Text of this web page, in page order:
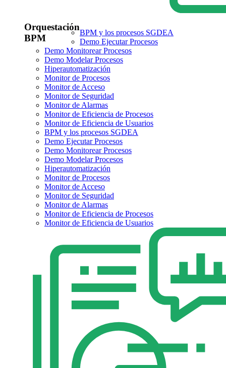
Orquestación
BPM
BPM y los procesos SGDEA
Demo Ejecutar Procesos
Demo Monitorear Procesos
Demo Modelar Procesos
Hiperautomatización
Monitor de Procesos
Monitor de Acceso
Monitor de Seguridad
Monitor de Alarmas
Monitor de Eficiencia de Procesos
Monitor de Eficiencia de Usuarios
BPM y los procesos SGDEA
Demo Ejecutar Procesos
Demo Monitorear Procesos
Demo Modelar Procesos
Hiperautomatización
Monitor de Procesos
Monitor de Acceso
Monitor de Seguridad
Monitor de Alarmas
Monitor de Eficiencia de Procesos
Monitor de Eficiencia de Usuarios